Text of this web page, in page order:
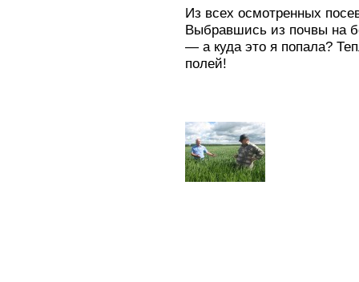
Из всех осмотренных
Выбравшись из почвы на
— а куда это я попала?
полей!